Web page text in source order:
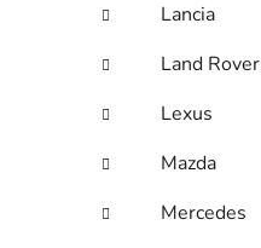
Lancia
Land Rover
Lexus
Mazda
Mercedes